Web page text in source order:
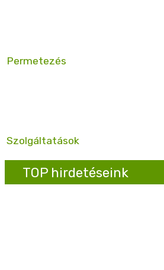
Permetezés
Szolgáltatások
TOP hirdetéseink